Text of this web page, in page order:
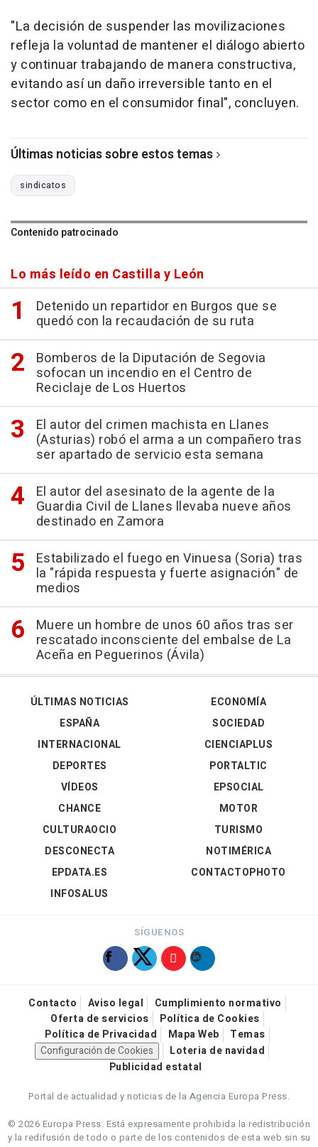
"La decisión de suspender las movilizaciones
refleja la voluntad de mantener el diálogo abierto
y continuar trabajando de manera constructiva,
evitando así un daño irreversible tanto en el
sector como en el consumidor final", concluyen.
Últimas noticias sobre estos temas
sindicatos
Contenido patrocinado
Lo más leído en Castilla y León
Detenido un repartidor en Burgos que se
quedó con la recaudación de su ruta
Bomberos de la Diputación de Segovia
sofocan un incendio en el Centro de
Reciclaje de Los Huertos
El autor del crimen machista en Llanes
(Asturias) robó el arma a un compañero tras
ser apartado de servicio esta semana
El autor del asesinato de la agente de la
Guardia Civil de Llanes llevaba nueve años
destinado en Zamora
Estabilizado el fuego en Vinuesa (Soria) tras
la "rápida respuesta y fuerte asignación" de
medios
Muere un hombre de unos 60 años tras ser
rescatado inconsciente del embalse de La
Aceña en Peguerinos (Ávila)
ÚLTIMAS NOTICIAS
ESPAÑA
INTERNACIONAL
DEPORTES
VÍDEOS
ECONOMÍA
SOCIEDAD
CIENCIAPLUS
PORTALTIC
EPSOCIAL
CHANCE
CULTURAOCIO
DESCONECTA
EPDATA.ES
INFOSALUS
MOTOR
TURISMO
NOTIMÉRICA
CONTACTOPHOTO
SÍGUENOS
Contacto Aviso legal
Cumplimiento normativo
Oferta de servicios
Política de Cookies
Política de Privacidad
Mapa Web
Temas
Configuración de Cookies
Loteria de navidad
Publicidad estatal
Portal de actualidad y noticias de la Agencia Europa Press.
© 2026 Europa Press. Está expresamente prohibida la redistribución
y la redifusión de todo o parte de los contenidos de esta web sin su